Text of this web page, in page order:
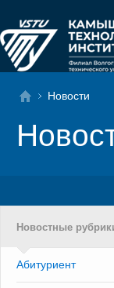
Новости
Новостные
Абитуриент